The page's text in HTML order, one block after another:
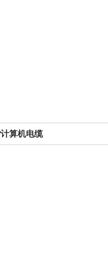
算机电缆